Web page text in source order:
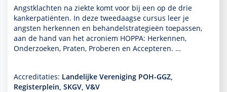
Angstklachten na ziekte komt voor bij een op de drie
kankerpatiënten. In deze tweedaagse cursus leer je
angsten herkennen en behan­delstrategieën toe­pas­sen,
aan de hand van het acroniem HOPPA: Herkennen,
Onderzoeken, Praten, Proberen en Accepteren. …
Accreditaties: Landelijke Vereniging POH-GGZ,
Registerplein, SKGV, V&V